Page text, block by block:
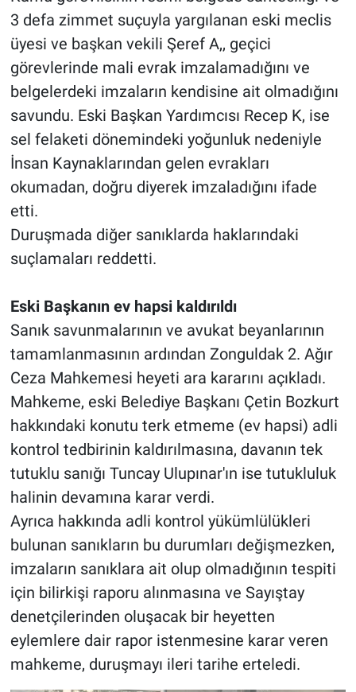
3 defa zimmet suçuyla yargılanan eski meclis
üyesi ve başkan vekili Şeref A,, geçici
görevlerinde mali evrak imzalamadığını ve
belgelerdeki imzaların kendisine ait olmadığını
savundu. Eski Başkan Yardımcısı Recep K, ise
sel felaketi dönemindeki yoğunluk nedeniyle
İnsan Kaynaklarından gelen evrakları
okumadan, doğru diyerek imzaladığını ifade
etti.
Duruşmada diğer sanıklarda haklarındaki
suçlamaları reddetti.
Eski Başkanın ev hapsi kaldırıldı
Sanık savunmalarının ve avukat beyanlarının
tamamlanmasının ardından Zonguldak 2. Ağır
Ceza Mahkemesi heyeti ara kararını açıkladı.
Mahkeme, eski Belediye Başkanı Çetin Bozkurt
hakkındaki konutu terk etmeme (ev hapsi) adli
kontrol tedbirinin kaldırılmasına, davanın tek
tutuklu sanığı Tuncay Ulupınar'ın ise tutukluluk
halinin devamına karar verdi.
Ayrıca hakkında adli kontrol yükümlülükleri
bulunan sanıkların bu durumları değişmezken,
imzaların sanıklara ait olup olmadığının tespiti
için bilirkişi raporu alınmasına ve Sayıştay
denetçilerinden oluşacak bir heyetten
eylemlere dair rapor istenmesine karar veren
mahkeme, duruşmayı ileri tarihe erteledi.